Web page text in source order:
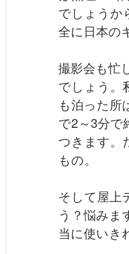
でしょうか
全に日本の
撮影会も忙
でしょう。
も泊った所
で2～3分で
つきます。
もの。
そして屋上
う？悩みま
当に使いき